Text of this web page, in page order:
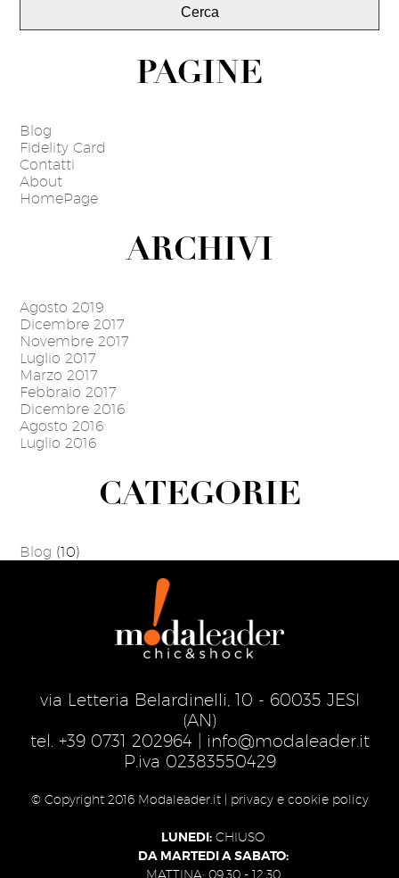
PAGINE
Blog
Fidelity Card
Contatti
About
HomePage
ARCHIVI
Agosto 2019
Dicembre 2017
Novembre 2017
Luglio 2017
Marzo 2017
Febbraio 2017
Dicembre 2016
Agosto 2016
Luglio 2016
CATEGORIE
Blog (10)
via Letteria Belardinelli, 10 - 60035 JESI
(AN)
tel. +39 0731 202964
info@modaleader.it
P.iva 02383550429
© Copyright 2016 Modaleader.it | privacy e cookie policy
LUNEDI: CHIUSO
DA MARTEDI A SABATO:
MATTINA: 09.30 - 12.30